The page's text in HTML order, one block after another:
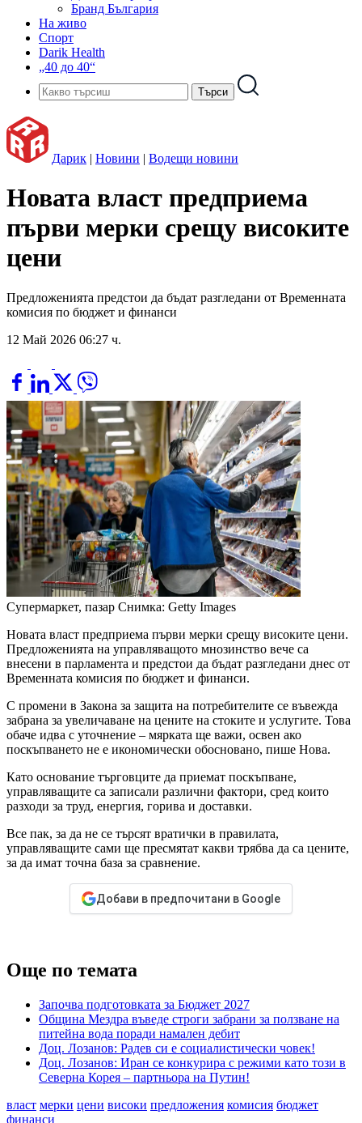
Бранд България
На живо
Спорт
Darik Health
„40 до 40“
Дарик | Новини | Водещи новини
Новата власт предприема
първи мерки срещу високите
цени
Предложенията предстои да бъдат разгледани от Временната
комисия по бюджет и финанси
12 Май 2026 06:27 ч.
Супермаркет, пазар Снимка: Getty Images
Новата власт предприема първи мерки срещу високите цени.
Предложенията на управляващото мнозинство вече са
внесени в парламента и предстои да бъдат разгледани днес от
Временната комисия по бюджет и финанси.
С промени в Закона за защита на потребителите се въвежда
забрана за увеличаване на цените на стоките и услугите. Това
обаче идва с уточнение – мярката ще важи, освен ако
поскъпването не е икономически обосновано, пише Нова.
Като основание търговците да приемат поскъпване,
управляващите са записали различни фактори, сред които
разходи за труд, енергия, горива и доставки.
Все пак, за да не се търсят вратички в правилата,
управляващите сами ще пресмятат какви трябва да са цените,
за да имат точна база за сравнение.
Добави в предпочитани в Google
Още по темата
Започва подготовката за Бюджет 2027
Община Мездра въведе строги забрани за ползване на
питейна вода поради намален дебит
Доц. Лозанов: Радев си е социалистически човек!
Доц. Лозанов: Иран се конкурира с режими като този в
Северна Корея – партньора на Путин!
власт мерки цени високи предложения комисия бюджет
финанси